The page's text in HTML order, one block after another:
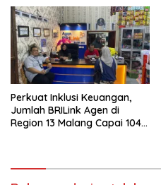
Perkuat Inklusi Keuangan,
Jumlah BRILink Agen di
Region 13 Malang Capai 104